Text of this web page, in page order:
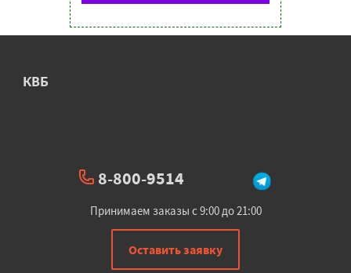
КВБ
8-800-9514
Принимаем заказы с 9:00 до 21:00
Оставить заявку